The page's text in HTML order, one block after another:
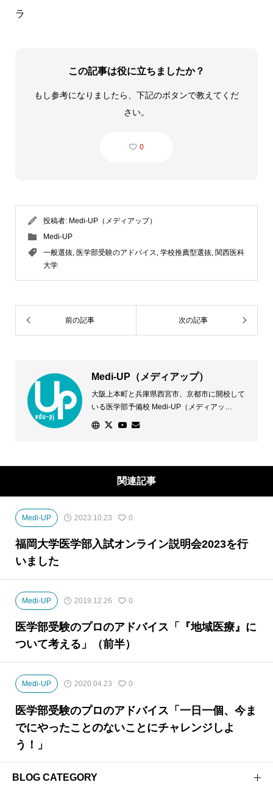
ラ
この記事は役に立ちましたか？
もし参考になりましたら、下記のボタンで教えてくだ
さい。
0
投稿者: Medi-UP（メディアップ）
Medi-UP
一般選抜, 医学部受験のアドバイス, 学校推薦型選抜, 関西医科
大学
前の記事 次の記事
Medi-UP（メディアップ）
大阪上本町と兵庫県西宮市、京都市に開校して
いる医学部予備校 Medi-UP（メディアッ
プ）。医学部に合格したい！その声に応えるた
し、全ての医学部受験に対応します。
関連記事
Medi-UP 2023.10.23 0
福岡大学医学部入試オンライン説明会2023を行
いました
Medi-UP 2019.12.26 0
医学部受験のプロのアドバイス「『地域医療』に
ついて考える」（前半）
Medi-UP 2020.04.23 0
医学部受験のプロのアドバイス「一日一個、今ま
でにやったことのないことにチャレンジしよ
う！」
BLOG CATEGORY